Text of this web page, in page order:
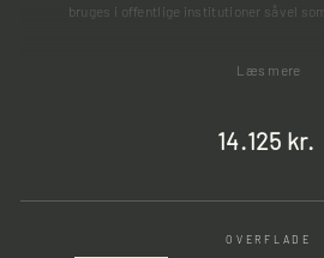
bruges i offentlige institutioner såvel
Læs mere
Normalpris
14.125 kr.
OVERFLADE